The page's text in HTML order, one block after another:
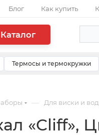
Блог Как купить
Каталог
Термосы и термокружки
— Для виски и
«Cliff»,